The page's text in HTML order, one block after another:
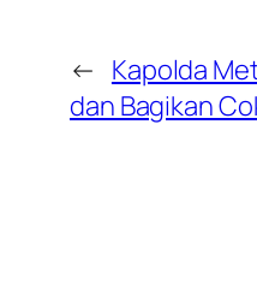
← Kapolda
dan Bagikan